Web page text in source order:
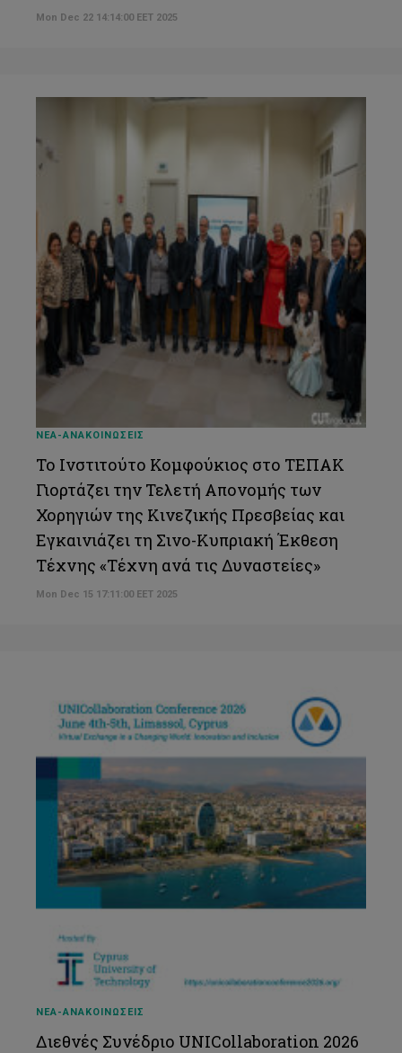
Mon Dec 22 14:14:00 EET 2025
ΝΕΑ-ΑΝΑΚΟΙΝΩΣΕΙΣ
Το Ινστιτούτο Κομφούκιος στο ΤΕΠΑΚ
Γιορτάζει την Τελετή Απονομής των
Χορηγιών της Κινεζικής Πρεσβείας και
Εγκαινιάζει τη Σινο-Κυπριακή Έκθεση
Τέχνης «Τέχνη ανά τις Δυναστείες»
Mon Dec 15 17:11:00 EET 2025
ΝΕΑ-ΑΝΑΚΟΙΝΩΣΕΙΣ
Διεθνές Συνέδριο UNICollaboration 2026